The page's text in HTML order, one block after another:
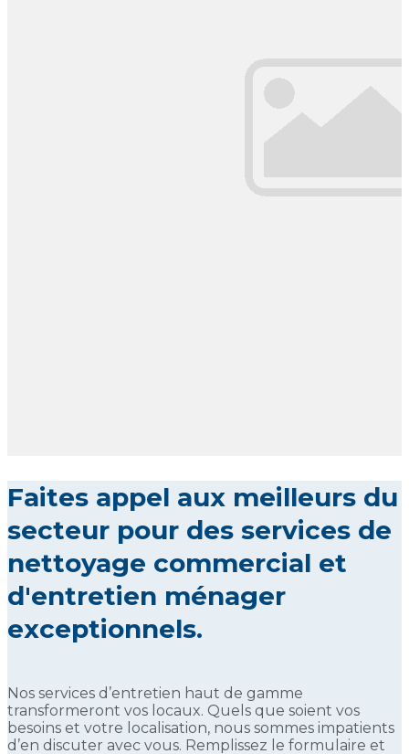
Faites appel aux meilleurs du
secteur pour des services de
nettoyage commercial et
d'entretien ménager
exceptionnels.
Nos services d’entretien haut de gamme
transformeront vos locaux. Quels que soient vos
besoins et votre localisation, nous sommes impatients
d’en discuter avec vous. Remplissez le formulaire et